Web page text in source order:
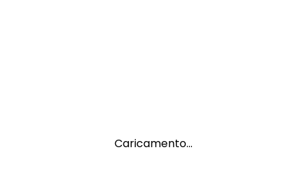
Caricamento...